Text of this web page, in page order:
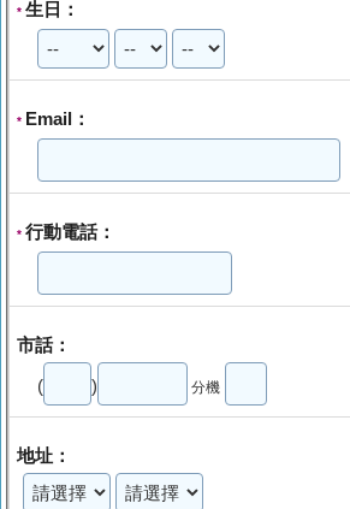
* 生日：
* Email：
* 行動電話：
市話：
( ) 分機
地址：